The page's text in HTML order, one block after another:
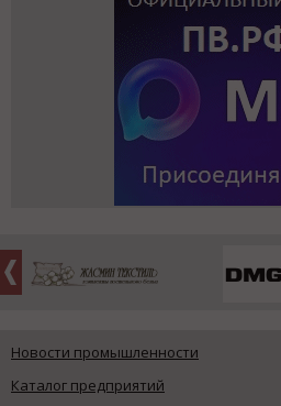
Новости промышленности
Каталог предприятий